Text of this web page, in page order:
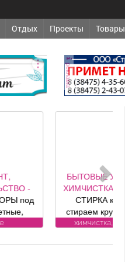
Отдых Проекты Товары
реклама
БЫТОВЫЕ УСЛУГИ -
ХИМЧИСТКА, СТИРКА
СТИРКА ковров,
стираем круглый год,
заберем и привезем
Пенсионерам скидка
химчистка, стирка